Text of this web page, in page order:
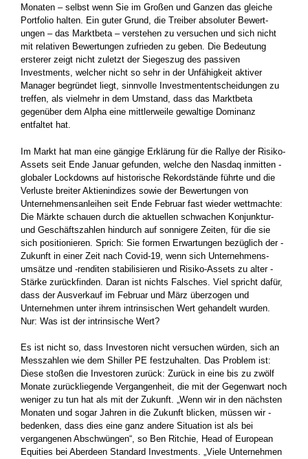
Monaten – selbst wenn Sie im Großen und Ganzen das gleiche
Portfolio halten. Ein guter Grund, die Treiber absoluter Bewert­
ungen – das Marktbeta – verstehen zu versuchen und sich nicht
mit relativen Bewertungen zufrieden zu geben. Die Bedeutung
ersterer zeigt nicht zuletzt der Siegeszug des passiven
Investments, welcher nicht so sehr in der Unfähigkeit aktiver
Manager begründet liegt, sinnvolle Investmententscheidungen zu
treffen, als vielmehr in dem Umstand, dass das Marktbeta
gegenüber dem Alpha eine ­mittlerweile gewaltige Dominanz
entfaltet hat.
Im Markt hat man eine gängige Erklärung für die Rallye der Risiko-
Assets seit Ende Januar gefunden, welche den Nasdaq inmitten ­
globaler Lockdowns auf historische Rekordstände führte und die
Verluste breiter Aktienindizes sowie der Bewertungen von
Unternehmensanleihen seit Ende Februar fast wieder wettmachte:
Die Märkte schauen durch die aktuellen schwachen Konjunktur-
und Geschäftszahlen hindurch auf sonnigere Zeiten, für die sie
sich ­positionieren. Sprich: Sie formen Erwartungen bezüglich der ­
Zukunft in einer Zeit nach Covid-19, wenn sich Unternehmens­
umsätze und -renditen stabilisieren und Risiko-Assets zu alter ­
Stärke zurückfinden. Daran ist nichts Falsches. Viel spricht dafür,
dass der Ausverkauf im Februar und März überzogen und
Unternehmen unter ihrem intrinsischen Wert gehandelt wurden.
Nur: Was ist der intrinsische Wert?
Es ist nicht so, dass Investoren nicht versuchen würden, sich an
Messzahlen wie dem Shiller PE festzuhalten. Das Problem ist:
Diese stoßen die Investoren zurück: Zurück in eine bis zu zwölf
Monate zurückliegende Vergangenheit, die mit der Gegenwart noch
­weniger zu tun hat als mit der Zukunft. „Wenn wir in den nächsten
Monaten und sogar Jahren in die Zukunft blicken, müssen wir ­
bedenken, dass dies eine ganz andere Situation ist als bei
vergangenen Abschwüngen“, so Ben Ritchie, Head of European
Equities bei Aberdeen Standard Investments. „Viele Unternehmen